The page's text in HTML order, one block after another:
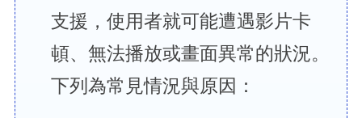
支援，使用者就可能遭遇影片卡
頓、無法播放或畫面異常的狀況。
下列為常見情況與原因：